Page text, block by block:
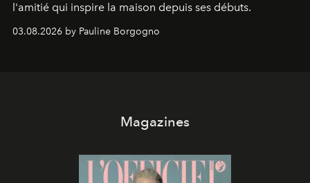
l'amitié qui inspire la maison depuis ses débuts.
03.08.2026 by Pauline Borgogno
Magazines